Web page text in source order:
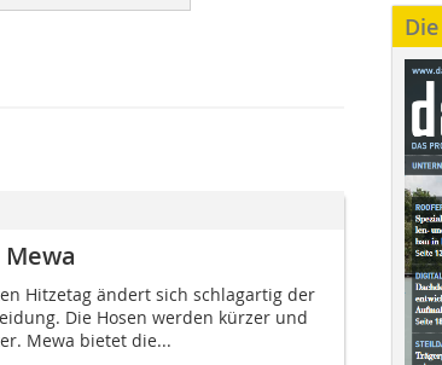
Hitzetag ändert sich schlagartig der
Die Hosen werden kürzer und
Mewa bietet die...